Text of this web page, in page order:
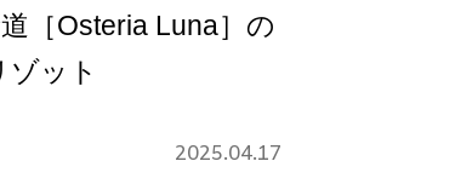
［Osteria Luna］の
ット
2025.04.17